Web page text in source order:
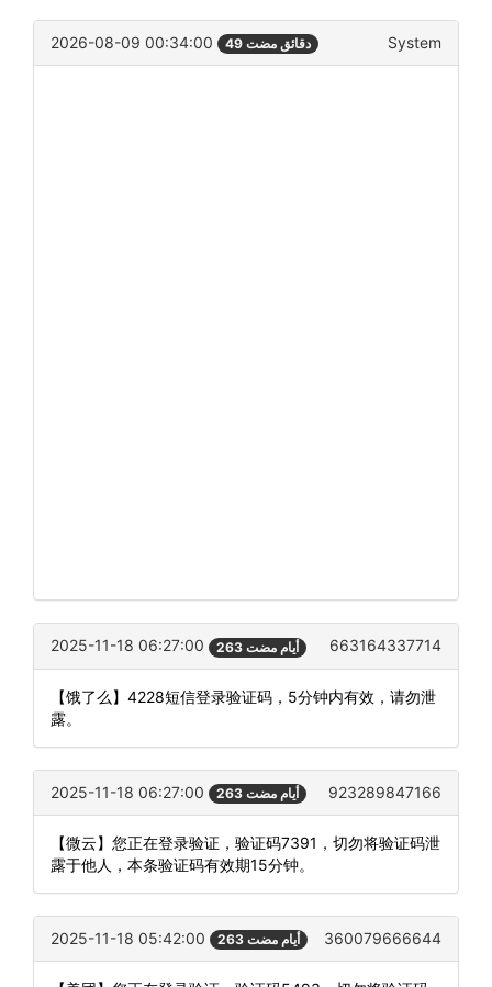
2026-08-09 00:34:00 49 دقائق مضت System
2025-11-18 06:27:00 263 أيام مضت 663164337714
【饿了么】4228短信登录验证码，5分钟内有效，请勿泄
露。
2025-11-18 06:27:00 263 أيام مضت 923289847166
【微云】您正在登录验证，验证码7391，切勿将验证码泄
露于他人，本条验证码有效期15分钟。
2025-11-18 05:42:00 263 أيام مضت 360079666644